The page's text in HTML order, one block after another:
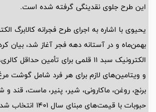
این طرح جلوی نقدینگی گرفته شده است.
بهمن‌ماه و در آستانه دهه فجر آغاز شد، بیان
الکترونیک سبد ۱۱ قلمی برای تأمین
و ویتامین‌های لازم برای هر فرد شامل گوشت
برنج، روغن، ماکارونی، شیر، پنیر، ماست، قند
حبوبات با قیمت‌های